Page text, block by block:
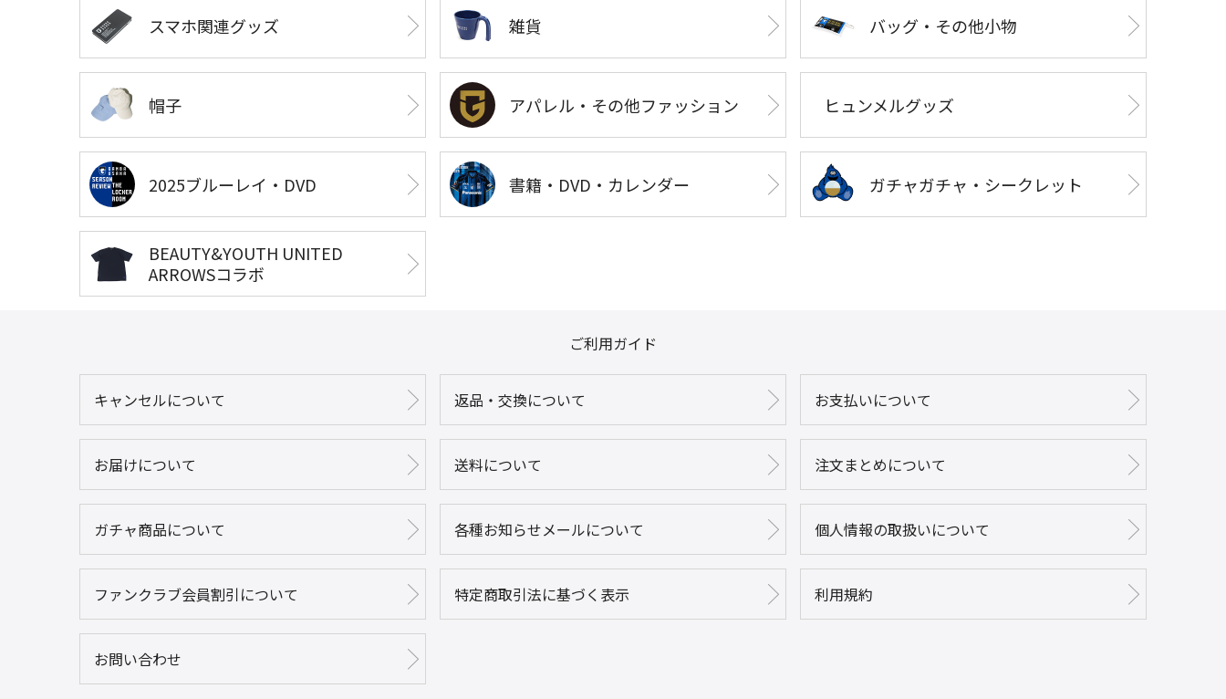
スマホ関連グッズ 雑貨 バッグ・その他小物
帽子 アパレル・その他ファッション ヒュンメルグッズ
2025ブルーレイ・DVD 書籍・DVD・カレンダー ガチャガチャ・シークレット
BEAUTY&YOUTH UNITED
ARROWSコラボ
ご利用ガイド
キャンセルについて 返品・交換について お支払いについて
お届けについて 送料について 注文まとめについて
ガチャ商品について 各種お知らせメールについて 個人情報の取扱いについて
ファンクラブ会員割引について 特定商取引法に基づく表示 利用規約
お問い合わせ